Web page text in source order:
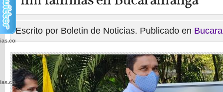
Escrito por Boletin de Noticias. Publicado en
wp-
wp-